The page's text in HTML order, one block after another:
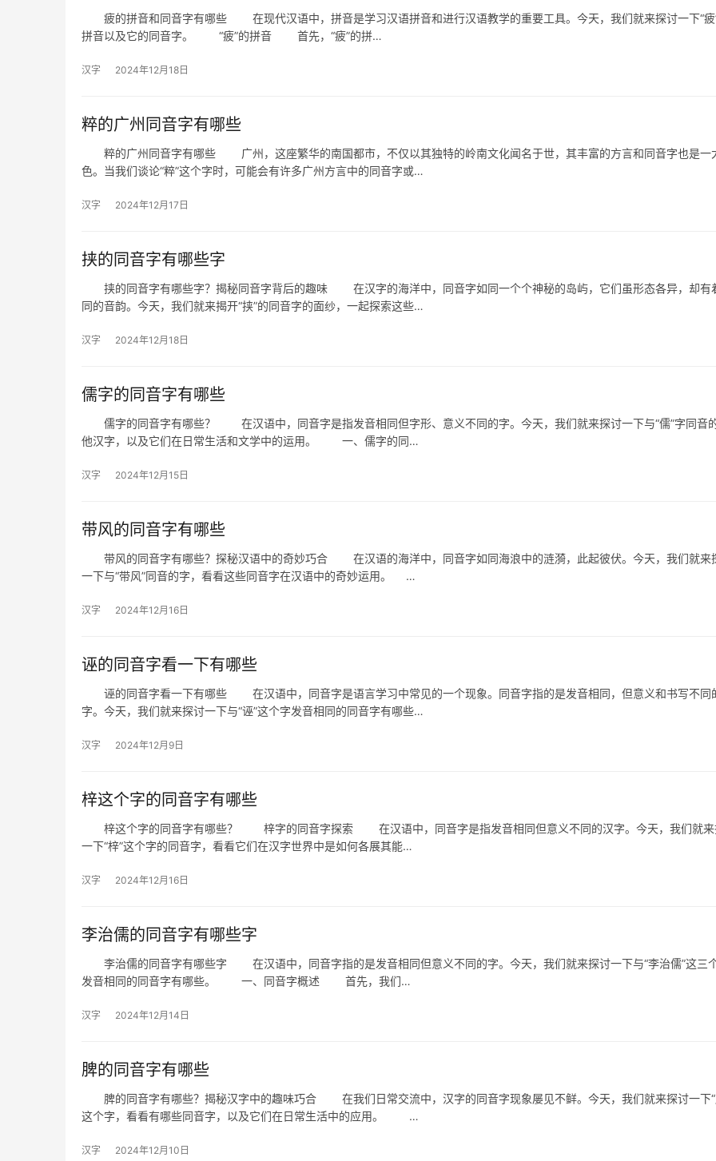
疲的拼音和同音字有哪些 在现代汉语中，拼音是学习汉语拼音和进行汉语教学的重要工具。今天，我们就来探讨一下“疲
拼音以及它的同音字。 “疲”的拼音 首先，“疲”的拼…
汉字 2024年12月18日
粹的广州同音字有哪些
粹的广州同音字有哪些 广州，这座繁华的南国都市，不仅以其独特的岭南文化闻名于世，其丰富的方言和同音字也是一
色。当我们谈论“粹”这个字时，可能会有许多广州方言中的同音字或…
汉字 2024年12月17日
挟的同音字有哪些字
挟的同音字有哪些字？揭秘同音字背后的趣味 在汉字的海洋中，同音字如同一个个神秘的岛屿，它们虽形态各异，却有
同的音韵。今天，我们就来揭开“挟”的同音字的面纱，一起探索这些…
汉字 2024年12月18日
儒字的同音字有哪些
儒字的同音字有哪些？ 在汉语中，同音字是指发音相同但字形、意义不同的字。今天，我们就来探讨一下与“儒”字同音
他汉字，以及它们在日常生活和文学中的运用。 一、儒字的同…
汉字 2024年12月15日
带风的同音字有哪些
带风的同音字有哪些？探秘汉语中的奇妙巧合 在汉语的海洋中，同音字如同海浪中的涟漪，此起彼伏。今天，我们就来
一下与“带风”同音的字，看看这些同音字在汉语中的奇妙运用。 …
汉字 2024年12月16日
诬的同音字看一下有哪些
诬的同音字看一下有哪些 在汉语中，同音字是语言学习中常见的一个现象。同音字指的是发音相同，但意义和书写不同
字。今天，我们就来探讨一下与“诬”这个字发音相同的同音字有哪些…
汉字 2024年12月9日
梓这个字的同音字有哪些
梓这个字的同音字有哪些？ 梓字的同音字探索 在汉语中，同音字是指发音相同但意义不同的汉字。今天，我们就来
一下“梓”这个字的同音字，看看它们在汉字世界中是如何各展其能…
汉字 2024年12月16日
李治儒的同音字有哪些字
李治儒的同音字有哪些字 在汉语中，同音字指的是发音相同但意义不同的字。今天，我们就来探讨一下与“李治儒”这三
发音相同的同音字有哪些。 一、同音字概述 首先，我们…
汉字 2024年12月14日
脾的同音字有哪些
脾的同音字有哪些？揭秘汉字中的趣味巧合 在我们日常交流中，汉字的同音字现象屡见不鲜。今天，我们就来探讨一下“
这个字，看看有哪些同音字，以及它们在日常生活中的应用。 …
汉字 2024年12月10日